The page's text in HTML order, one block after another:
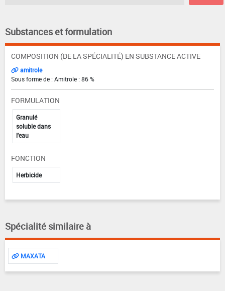
Substances et formulation
COMPOSITION (DE LA SPÉCIALITÉ) EN SUBSTANCE ACTIVE
amitrole
Sous forme de : Amitrole : 86 %
FORMULATION
Granulé
soluble dans
l'eau
FONCTION
Herbicide
Spécialité similaire à
MAXATA